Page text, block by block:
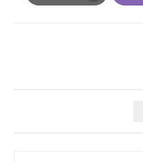
Print